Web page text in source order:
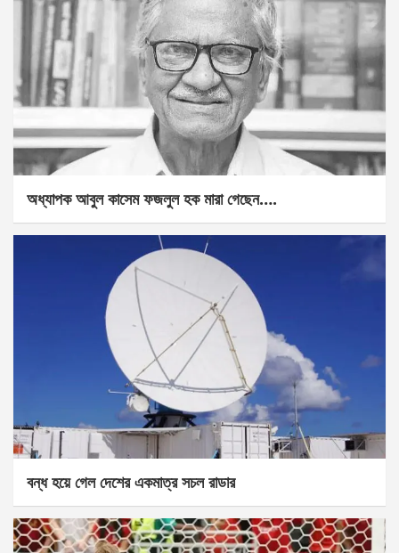
অধ্যাপক আবুল কাসেম ফজলুল হক মারা গেছেন….
বন্ধ হয়ে গেল দেশের একমাত্র সচল রাডার